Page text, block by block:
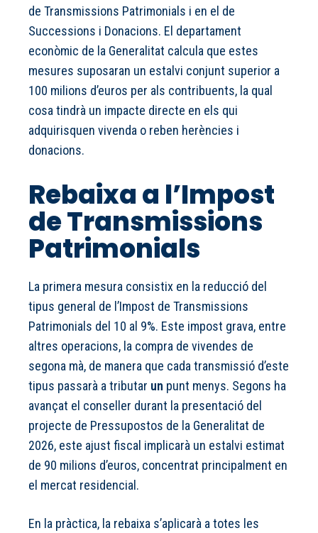
de Transmissions Patrimonials i en el de
Successions i Donacions. El departament
econòmic de la Generalitat calcula que estes
mesures suposaran un estalvi conjunt superior a
100 milions d’euros per als contribuents, la qual
cosa tindrà un impacte directe en els qui
adquirisquen vivenda o reben herències i
donacions.
Rebaixa a l’Impost
de Transmissions
Patrimonials
La primera mesura consistix en la reducció del
tipus general de l’Impost de Transmissions
Patrimonials del 10 al 9%. Este impost grava, entre
altres operacions, la compra de vivendes de
segona mà, de manera que cada transmissió d’este
tipus passarà a tributar un punt menys. Segons ha
avançat el conseller durant la presentació del
projecte de Pressupostos de la Generalitat de
2026, este ajust fiscal implicarà un estalvi estimat
de 90 milions d’euros, concentrat principalment en
el mercat residencial.
En la pràctica, la rebaixa s’aplicarà a totes les